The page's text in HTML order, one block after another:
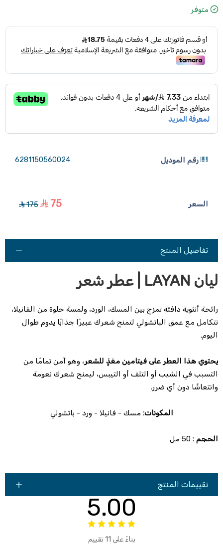
متوفر
رقم الموديل 6281150560024
السعر 75
175
تفاصيل المنتج
ليان LAYAN | عطر شعر
رائحة أنثوية دافئة تمزج بين المسك، الورد، ولمسة حلوة من الفانيلا،
تتكامل مع عمق الباتشولي لتمنح شعرك عبيرًا جذابًا يدوم طوال
اليوم.
يحتوي هذا العطر على فيتامين مغذٍ للشعر ، وهو آمن تمامًا من
التسبب في الشيب أو التلف أو التيبس، ليمنح شعرك نعومة
وانتعاشًا دون أي ضرر.
المكونات: مسك - فانيلا - ورد - باتشولي
الحجم : 50 مل
تقييمات المنتج
5.00
بناءً على 11 تقييم